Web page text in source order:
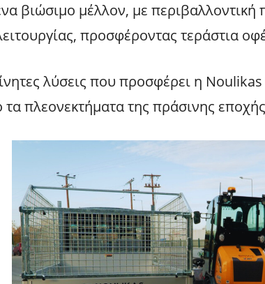
βιώσιμο μέλλον, με περιβαλλοντική
προσφέροντας τεράστια
λύσεις που προσφέρει η
πλεονεκτήματα της πράσινης